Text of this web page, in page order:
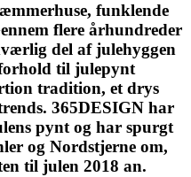
funklende
flere århundreder
del af julehyggen
til julepynt
tradition, et drys
365DESIGN har
pynt og har spurgt
og Nordstjerne om,
til julen 2018 an.